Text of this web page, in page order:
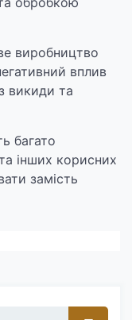
виробництво
вплив
викиди та
багато
інших корисних
замість